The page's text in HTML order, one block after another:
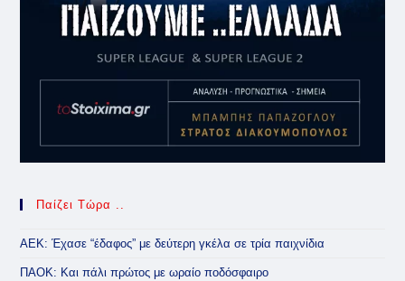
Παίζει Τώρα ..
ΑΕΚ: Έχασε “έδαφος” με δεύτερη γκέλα σε τρία παιχνίδια
ΠΑΟΚ: Και πάλι πρώτος με ωραίο ποδόσφαιρο